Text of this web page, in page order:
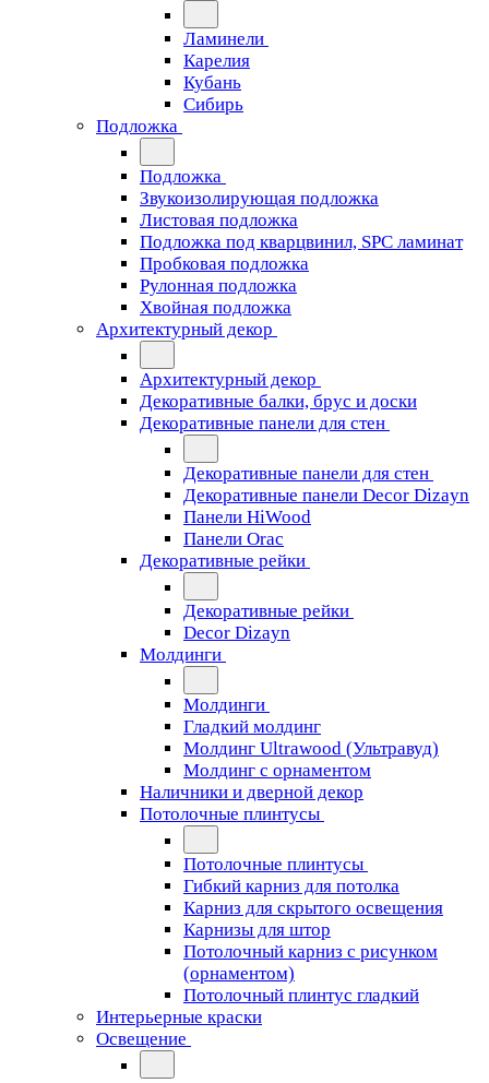
Ламинели
Карелия
Кубань
Сибирь
Подложка
Подложка
Звукоизолирующая подложка
Листовая подложка
Подложка под кварцвинил, SPC ламинат
Пробковая подложка
Рулонная подложка
Хвойная подложка
Архитектурный декор
Архитектурный декор
Декоративные балки, брус и доски
Декоративные панели для стен
Декоративные панели для стен
Декоративные панели Decor Dizayn
Панели HiWood
Панели Orac
Декоративные рейки
Декоративные рейки
Decor Dizayn
Молдинги
Молдинги
Гладкий молдинг
Молдинг Ultrawood (Ультравуд)
Молдинг с орнаментом
Наличники и дверной декор
Потолочные плинтусы
Потолочные плинтусы
Гибкий карниз для потолка
Карниз для скрытого освещения
Карнизы для штор
Потолочный карниз с рисунком
(орнаментом)
Потолочный плинтус гладкий
Интерьерные краски
Освещение